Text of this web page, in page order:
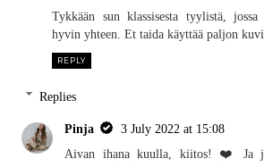
Tykkään sun klassisesta tyylistä,
hyvin yhteen. Et taida käyttää paljon
REPLY
Replies
Pinja
3 July 2022 at 15:08
Aivan ihana kuulla, kiitos! ❤️ Ja